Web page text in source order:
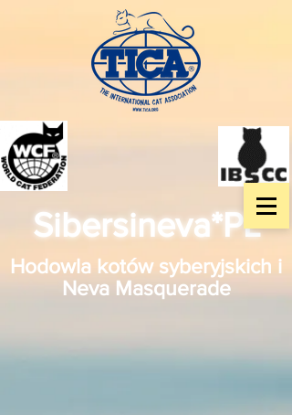
Sibersineva*PL
Hodowla kotów syberyjskich i
Neva Masquerade